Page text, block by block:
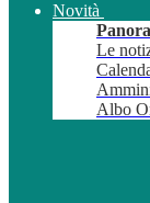
Novità
Le
Albo